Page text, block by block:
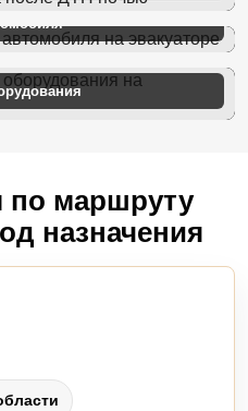
по маршруту
назначения